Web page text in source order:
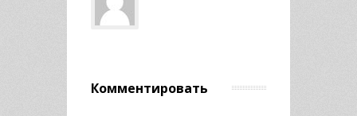
Комментировать